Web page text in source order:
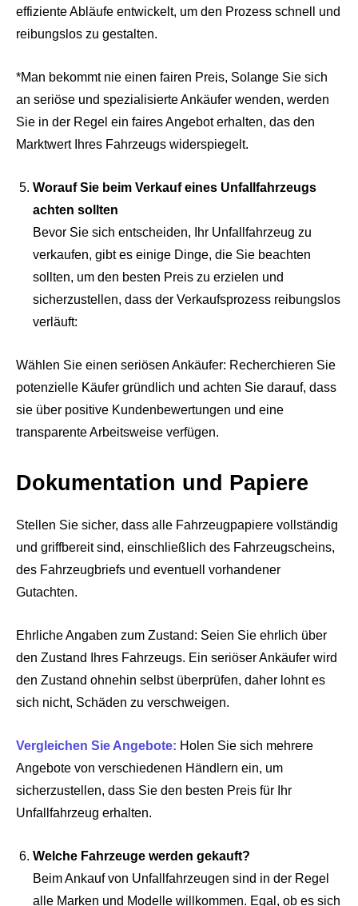
effiziente Abläufe entwickelt, um den Prozess schnell und
reibungslos zu gestalten.
*Man bekommt nie einen fairen Preis, Solange Sie sich
an seriöse und spezialisierte Ankäufer wenden, werden
Sie in der Regel ein faires Angebot erhalten, das den
Marktwert Ihres Fahrzeugs widerspiegelt.
Worauf Sie beim Verkauf eines Unfallfahrzeugs
achten sollten
Bevor Sie sich entscheiden, Ihr Unfallfahrzeug zu
verkaufen, gibt es einige Dinge, die Sie beachten
sollten, um den besten Preis zu erzielen und
sicherzustellen, dass der Verkaufsprozess reibungslos
verläuft:
Wählen Sie einen seriösen Ankäufer: Recherchieren Sie
potenzielle Käufer gründlich und achten Sie darauf, dass
sie über positive Kundenbewertungen und eine
transparente Arbeitsweise verfügen.
Dokumentation und Papiere
Stellen Sie sicher, dass alle Fahrzeugpapiere vollständig
und griffbereit sind, einschließlich des Fahrzeugscheins,
des Fahrzeugbriefs und eventuell vorhandener
Gutachten.
Ehrliche Angaben zum Zustand: Seien Sie ehrlich über
den Zustand Ihres Fahrzeugs. Ein seriöser Ankäufer wird
den Zustand ohnehin selbst überprüfen, daher lohnt es
sich nicht, Schäden zu verschweigen.
Vergleichen Sie Angebote: Holen Sie sich mehrere
Angebote von verschiedenen Händlern ein, um
sicherzustellen, dass Sie den besten Preis für Ihr
Unfallfahrzeug erhalten.
Welche Fahrzeuge werden gekauft?
Beim Ankauf von Unfallfahrzeugen sind in der Regel
alle Marken und Modelle willkommen. Egal, ob es sich